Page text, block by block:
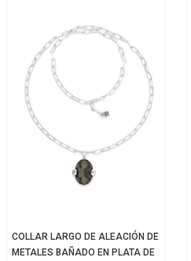
COLLAR LARGO DE ALEACIÓN DE
METALES BAÑADO EN PLATA DE